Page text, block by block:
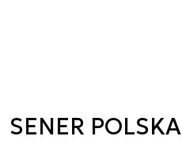
SENER POLSKA